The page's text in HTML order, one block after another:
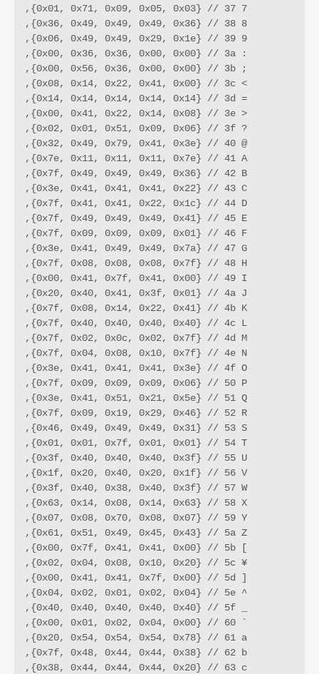
,{0x01, 0x71, 0x09, 0x05, 0x03} // 37 7
,{0x36, 0x49, 0x49, 0x49, 0x36} // 38 8
,{0x06, 0x49, 0x49, 0x29, 0x1e} // 39 9
,{0x00, 0x36, 0x36, 0x00, 0x00} // 3a :
,{0x00, 0x56, 0x36, 0x00, 0x00} // 3b ;
,{0x08, 0x14, 0x22, 0x41, 0x00} // 3c <
,{0x14, 0x14, 0x14, 0x14, 0x14} // 3d =
,{0x00, 0x41, 0x22, 0x14, 0x08} // 3e >
,{0x02, 0x01, 0x51, 0x09, 0x06} // 3f ?
,{0x32, 0x49, 0x79, 0x41, 0x3e} // 40 @
,{0x7e, 0x11, 0x11, 0x11, 0x7e} // 41 A
,{0x7f, 0x49, 0x49, 0x49, 0x36} // 42 B
,{0x3e, 0x41, 0x41, 0x41, 0x22} // 43 C
,{0x7f, 0x41, 0x41, 0x22, 0x1c} // 44 D
,{0x7f, 0x49, 0x49, 0x49, 0x41} // 45 E
,{0x7f, 0x09, 0x09, 0x09, 0x01} // 46 F
,{0x3e, 0x41, 0x49, 0x49, 0x7a} // 47 G
,{0x7f, 0x08, 0x08, 0x08, 0x7f} // 48 H
,{0x00, 0x41, 0x7f, 0x41, 0x00} // 49 I
,{0x20, 0x40, 0x41, 0x3f, 0x01} // 4a J
,{0x7f, 0x08, 0x14, 0x22, 0x41} // 4b K
,{0x7f, 0x40, 0x40, 0x40, 0x40} // 4c L
,{0x7f, 0x02, 0x0c, 0x02, 0x7f} // 4d M
,{0x7f, 0x04, 0x08, 0x10, 0x7f} // 4e N
,{0x3e, 0x41, 0x41, 0x41, 0x3e} // 4f O
,{0x7f, 0x09, 0x09, 0x09, 0x06} // 50 P
,{0x3e, 0x41, 0x51, 0x21, 0x5e} // 51 Q
,{0x7f, 0x09, 0x19, 0x29, 0x46} // 52 R
,{0x46, 0x49, 0x49, 0x49, 0x31} // 53 S
,{0x01, 0x01, 0x7f, 0x01, 0x01} // 54 T
,{0x3f, 0x40, 0x40, 0x40, 0x3f} // 55 U
,{0x1f, 0x20, 0x40, 0x20, 0x1f} // 56 V
,{0x3f, 0x40, 0x38, 0x40, 0x3f} // 57 W
,{0x63, 0x14, 0x08, 0x14, 0x63} // 58 X
,{0x07, 0x08, 0x70, 0x08, 0x07} // 59 Y
,{0x61, 0x51, 0x49, 0x45, 0x43} // 5a Z
,{0x00, 0x7f, 0x41, 0x41, 0x00} // 5b [
,{0x02, 0x04, 0x08, 0x10, 0x20} // 5c ¥
,{0x00, 0x41, 0x41, 0x7f, 0x00} // 5d ]
,{0x04, 0x02, 0x01, 0x02, 0x04} // 5e ^
,{0x40, 0x40, 0x40, 0x40, 0x40} // 5f _
,{0x00, 0x01, 0x02, 0x04, 0x00} // 60 `
,{0x20, 0x54, 0x54, 0x54, 0x78} // 61 a
,{0x7f, 0x48, 0x44, 0x44, 0x38} // 62 b
,{0x38, 0x44, 0x44, 0x44, 0x20} // 63 c